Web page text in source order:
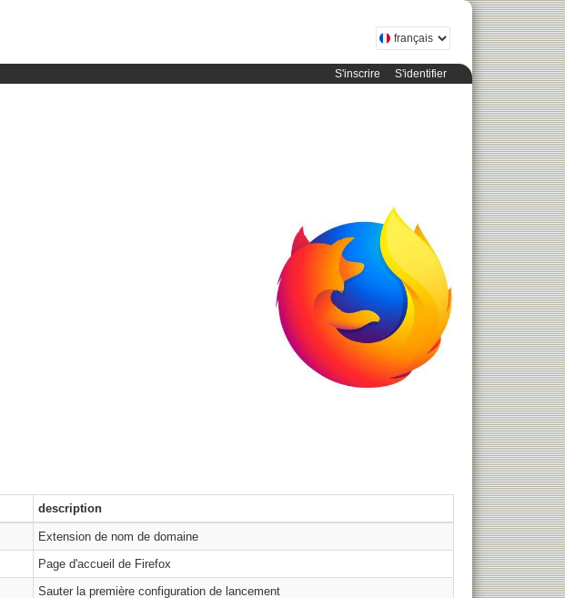
S'identifier
S'inscrire
description
Extension de nom de domaine
Page d'accueil de Firefox
Sauter la première configuration de lancement